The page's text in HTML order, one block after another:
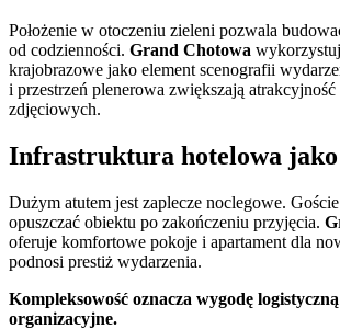
Położenie w otoczeniu zieleni pozwala
od codzienności. Grand Chotowa
krajobrazowe jako element scenografii
i przestrzeń plenerowa zwiększają
zdjęciowych.
Infrastruktura hotelowa
Dużym atutem jest zaplecze noclegowe.
opuszczać obiektu po zakończeniu przyjęcia.
oferuje komfortowe pokoje i apartament dla
podnosi prestiż wydarzenia.
Kompleksowość oznacza wygodę
organizacyjne.